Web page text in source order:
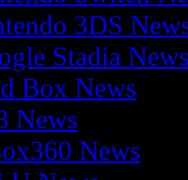
3DS
Stadia
Box News
News
News